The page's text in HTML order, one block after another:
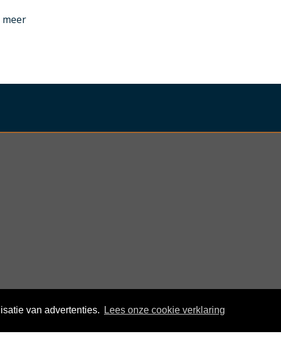
van advertenties. Lees onze cookie verklaring
waarmee het merk wat ons betreft
devices zoals uw iPhone, MacBook
meer
© KloegCom 2008 - 2026 -